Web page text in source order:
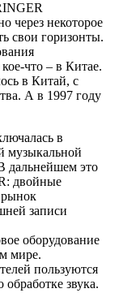
через некоторое
свои горизонты.
что – в Китае.
в Китай, с
А в 1997 году
в
музыкальной
дальнейшем это
двойные
рынок
записи
оборудование
мире.
пользуются
звука.